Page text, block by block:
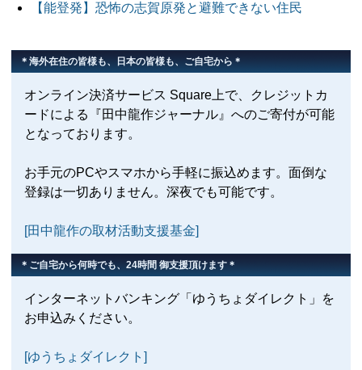
【能登発】恐怖の志賀原発と避難できない住民
＊海外在住の皆様も、日本の皆様も、ご自宅から＊
オンライン決済サービス Square上で、クレジットカ
ードによる『田中龍作ジャーナル』へのご寄付が可能
となっております。
お手元のPCやスマホから手軽に振込めます。面倒な
登録は一切ありません。深夜でも可能です。
[田中龍作の取材活動支援基金]
＊ご自宅から何時でも、24時間 御支援頂けます＊
インターネットバンキング「ゆうちょダイレクト」を
お申込みください。
[ゆうちょダイレクト]